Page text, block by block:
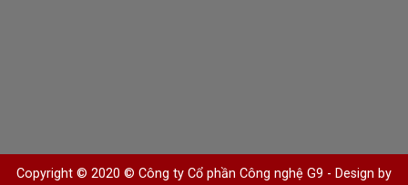
Copyright © 2020 © Công ty Cổ phần Công nghệ G9 - Design by